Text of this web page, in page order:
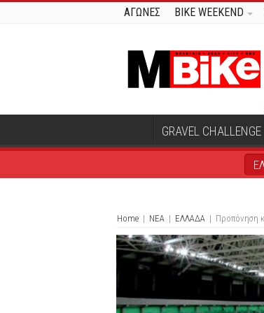
ΑΓΩΝΕΣ BIKE WEEKEND
GRAVEL CHALLENGE
Home | ΝΕΑ | ΕΛΛΑΔΑ | Προπόνηση